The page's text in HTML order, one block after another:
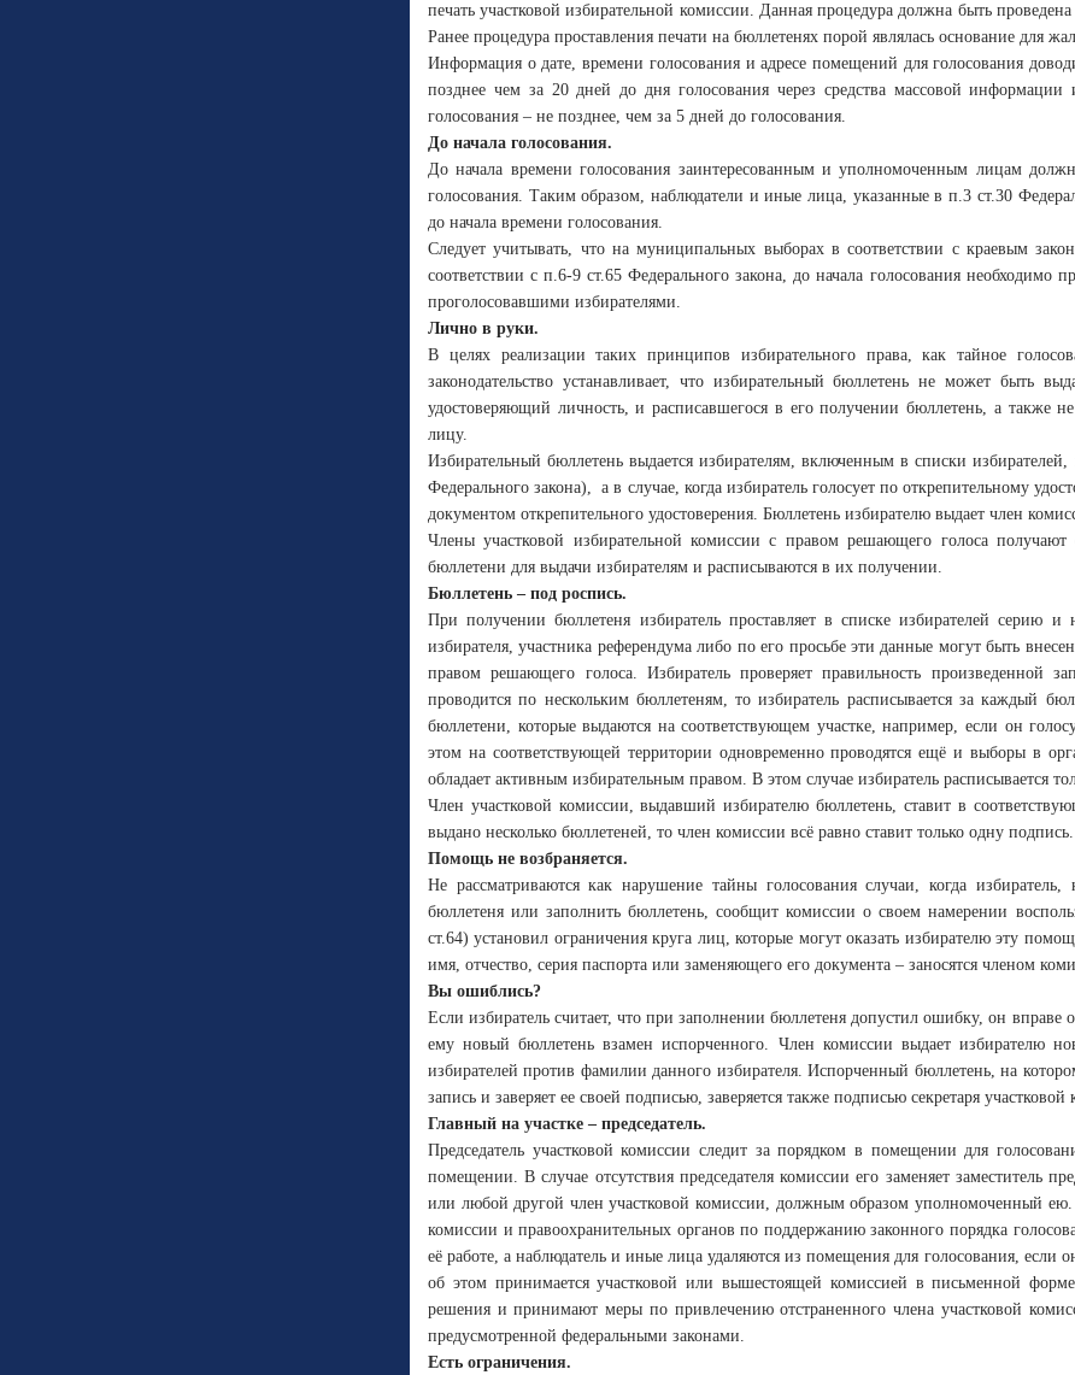
печать участковой избирательной комиссии. Данная процедура должна быть
Ранее процедура проставления печати на бюллетенях порой являлась основание для
Информация о дате, времени голосования и адресе помещений для голосования
позднее чем за 20 дней до дня голосования через средства массовой
голосования – не позднее, чем за 5 дней до голосования.
До начала голосования.
До начала времени голосования заинтересованным и уполномоченным лицам
голосования. Таким образом, наблюдатели и иные лица, указанные в п.3 ст.30
до начала времени голосования.
Следует учитывать, что на муниципальных выборах в соответствии с краевым
соответствии с п.6-9 ст.65 Федерального закона, до начала голосования необходимо
проголосовавшими избирателями.
Лично в руки.
В целях реализации таких принципов избирательного права, как тайное
законодательство устанавливает, что избирательный бюллетень не может быть
удостоверяющий личность, и расписавшегося в его получении бюллетень, а также
лицу.
Избирательный бюллетень выдается избирателям, включенным в списки
Федерального закона), а в случае, когда избиратель голосует по открепительному
документом открепительного удостоверения. Бюллетень избирателю выдает член
Члены участковой избирательной комиссии с правом решающего голоса получают
бюллетени для выдачи избирателям и расписываются в их получении.
Бюллетень – под роспись.
При получении бюллетеня избиратель проставляет в списке избирателей серию
избирателя, участника референдума либо по его просьбе эти данные могут быть
правом решающего голоса. Избиратель проверяет правильность произведенной
проводится по нескольким бюллетеням, то избиратель расписывается за каждый
бюллетени, которые выдаются на соответствующем участке, например, если он
этом на соответствующей территории одновременно проводятся ещё и выборы в
обладает активным избирательным правом. В этом случае избиратель расписывается
Член участковой комиссии, выдавший избирателю бюллетень, ставит в
выдано несколько бюллетеней, то член комиссии всё равно ставит только одну подпись.
Помощь не возбраняется.
Не рассматриваются как нарушение тайны голосования случаи, когда
бюллетеня или заполнить бюллетень, сообщит комиссии о своем намерении
ст.64) установил ограничения круга лиц, которые могут оказать избирателю эту
имя, отчество, серия паспорта или заменяющего его документа – заносятся членом
Вы ошиблись?
Если избиратель считает, что при заполнении бюллетеня допустил ошибку, он
ему новый бюллетень взамен испорченного. Член комиссии выдает избирателю
избирателей против фамилии данного избирателя. Испорченный бюллетень, на
запись и заверяет ее своей подписью, заверяется также подписью секретаря
Главный на участке – председатель.
Председатель участковой комиссии следит за порядком в помещении для
помещении. В случае отсутствия председателя комиссии его заменяет заместитель
или любой другой член участковой комиссии, должным образом уполномоченный
комиссии и правоохранительных органов по поддержанию законного порядка
её работе, а наблюдатель и иные лица удаляются из помещения для голосования,
об этом принимается участковой или вышестоящей комиссией в письменной
решения и принимают меры по привлечению отстраненного члена участковой
предусмотренной федеральными законами.
Есть ограничения.